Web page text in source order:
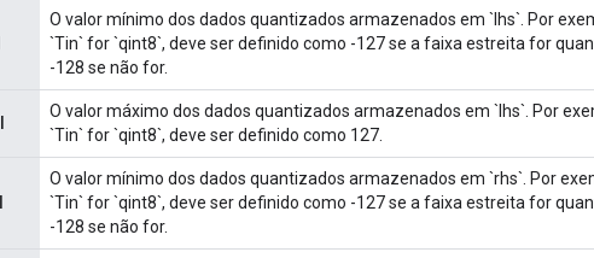
O valor mínimo dos dados quantizados armazenados em `lhs`. Por
`Tin` for `qint8`, deve ser definido como -127 se a faixa estreita for
-128 se não for.
O valor máximo dos dados quantizados armazenados em `lhs`. Por
`Tin` for `qint8`, deve ser definido como 127.
O valor mínimo dos dados quantizados armazenados em `rhs`. Por
`Tin` for `qint8`, deve ser definido como -127 se a faixa estreita for
-128 se não for.